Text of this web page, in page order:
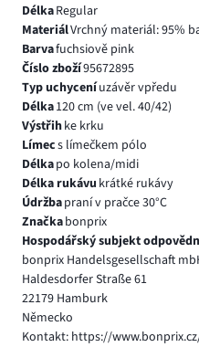
DélkaRegular
MateriálVrchný materiál: 95%
Barvafuchsiově pink
Číslo zboží95672895
Typ uchyceníuzávěr vpředu
Délka120 cm (ve vel. 40/42)
Výstřihke krku
Límecs límečkem pólo
Délkapo kolena/midi
Délka rukávu krátké rukávy
Údržbapraní v pračce 30°C
Značkabonprix
Hospodářský subjekt
bonprix Handelsgesellschaft
Haldesdorfer Straße 61
22179 Hamburk
Německo
Kontakt: https://